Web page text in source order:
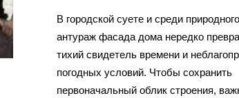
и
мытья
В городской суете и среди
антураж фасада дома нередко
тихий свидетель времени и
погодных условий. Чтобы сохранить
первоначальный облик строения,